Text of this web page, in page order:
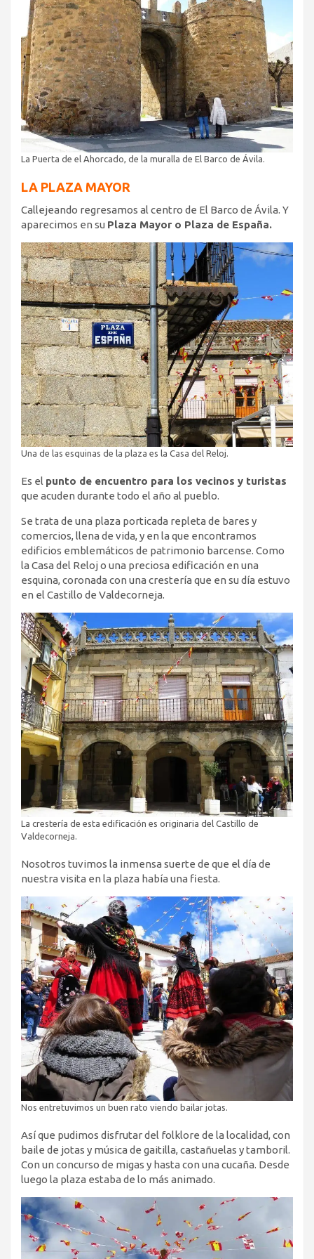
La Puerta de el Ahorcado, de la muralla de El Barco de Ávila.
LA PLAZA MAYOR
Callejeando regresamos al centro de El Barco de Ávila. Y
aparecimos en su Plaza Mayor o Plaza de España.
Una de las esquinas de la plaza es la Casa del Reloj.
Es el punto de encuentro para los vecinos y turistas
que acuden durante todo el año al pueblo.
Se trata de una plaza porticada repleta de bares y
comercios, llena de vida, y en la que encontramos
edificios emblemáticos de patrimonio barcense. Como
la Casa del Reloj o una preciosa edificación en una
esquina, coronada con una crestería que en su día estuvo
en el Castillo de Valdecorneja.
La crestería de esta edificación es originaria del Castillo de
Valdecorneja.
Nosotros tuvimos la inmensa suerte de que el día de
nuestra visita en la plaza había una fiesta.
Nos entretuvimos un buen rato viendo bailar jotas.
Así que pudimos disfrutar del folklore de la localidad, con
baile de jotas y música de gaitilla, castañuelas y tamboril.
Con un concurso de migas y hasta con una cucaña. Desde
luego la plaza estaba de lo más animado.